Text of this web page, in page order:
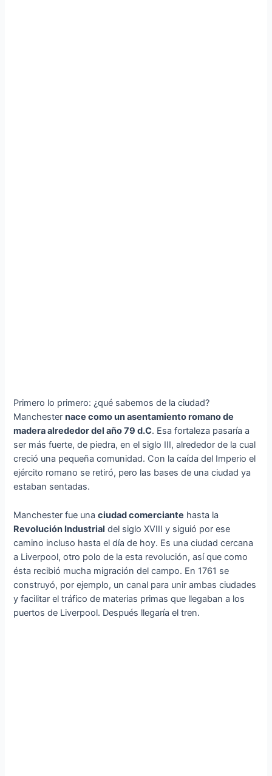
Primero lo primero: ¿qué sabemos de la ciudad?
Manchesternace como un asentamiento romano de
madera alrededor del año 79 d.C. Esa fortaleza pasaría a
ser más fuerte, de piedra, en el siglo III, alrededor de la cual
creció una pequeña comunidad. Con la caída del Imperio el
ejército romano se retiró, pero las bases de una ciudad ya
estaban sentadas.
Manchester fue unaciudad comerciante hasta la
Revolución Industrial del siglo XVIII y siguió por ese
camino incluso hasta el día de hoy. Es una ciudad cercana
a Liverpool, otro polo de la esta revolución, así que como
ésta recibió mucha migración del campo. En 1761 se
construyó, por ejemplo, un canal para unir ambas ciudades
y facilitar el tráfico de materias primas que llegaban a los
puertos de Liverpool. Después llegaría el tren.